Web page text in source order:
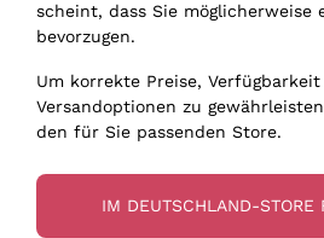
Quintarelli Giuseppe
Rinaldi Giuseppe
Egly Ouriet
Jacquesson
Agrapart
scheint, dass Sie möglicherweise
bevorzugen.
Um korrekte Preise,
Versandoptionen zu
den für Sie passenden Store.
IM DEUTSCHLAND-STORE